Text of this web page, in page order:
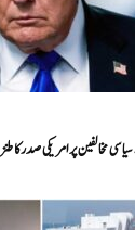
مخالفین پر امریکی صدرکا طنز